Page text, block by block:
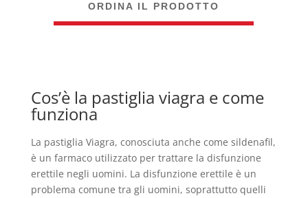
ORDINA IL PRODOTTO
Cos’è la pastiglia viagra e come
funziona
La pastiglia Viagra, conosciuta anche come sildenafil,
è un farmaco utilizzato per trattare la disfunzione
erettile negli uomini. La disfunzione erettile è un
problema comune tra gli uomini, soprattutto quelli